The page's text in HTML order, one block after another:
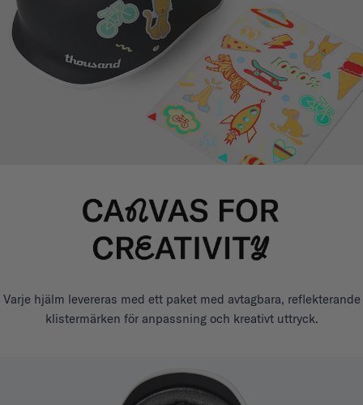
Varje hjälm levereras med ett paket med avtagbara, reflekterande
klistermärken för anpassning och kreativt uttryck.